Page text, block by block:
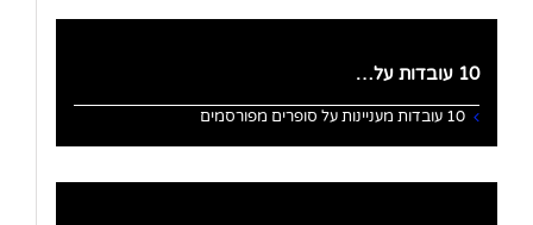
10 עובדות על…
10 עובדות מעניינות על סופרים מפורסמים